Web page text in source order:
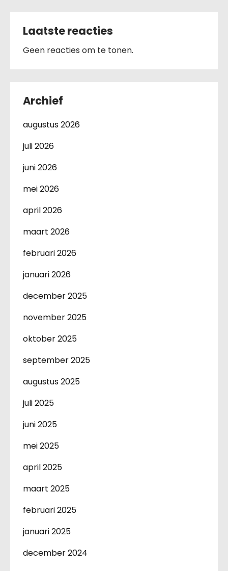
Laatste reacties
Geen reacties om te tonen.
Archief
augustus 2026
juli 2026
juni 2026
mei 2026
april 2026
maart 2026
februari 2026
januari 2026
december 2025
november 2025
oktober 2025
september 2025
augustus 2025
juli 2025
juni 2025
mei 2025
april 2025
maart 2025
februari 2025
januari 2025
december 2024